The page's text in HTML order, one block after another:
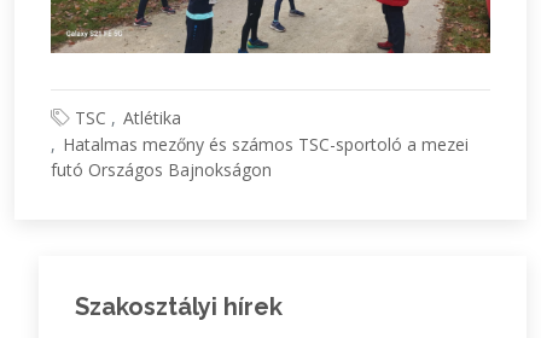
TSC
Atlétika
Hatalmas mezőny és számos TSC-sportoló a mezei
futó Országos Bajnokságon
Szakosztályi hírek